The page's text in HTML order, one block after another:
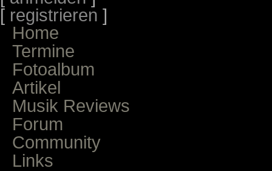
[ registrieren ]
Home
Termine
Fotoalbum
Artikel
Musik Reviews
Forum
Community
Links